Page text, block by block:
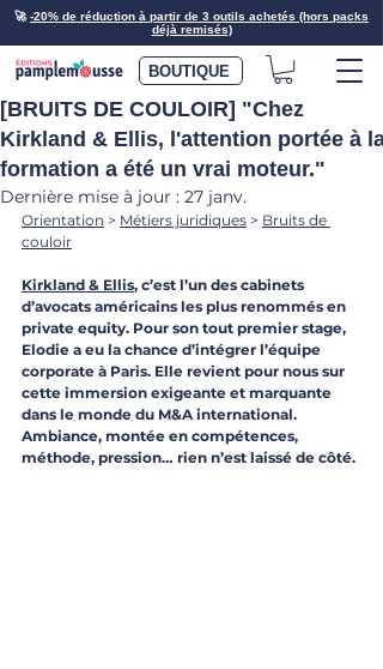
🚀-20% de réduction à partir de 3 outils achetés (hors packs
déjà remisés)
BOUTIQUE
[BRUITS DE COULOIR] "Chez
Kirkland & Ellis, l'attention portée à la
formation a été un vrai moteur."
Dernière mise à jour : 27 janv.
Orientation > Métiers juridiques > Bruits de
couloir
Kirkland & Ellis, c’est l’un des cabinets
d’avocats américains les plus renommés en
private equity. Pour son tout premier stage,
Elodie a eu la chance d’intégrer l’équipe
corporate à Paris. Elle revient pour nous sur
cette immersion exigeante et marquante
dans le monde du M&A international.
Ambiance, montée en compétences,
méthode, pression… rien n’est laissé de côté.